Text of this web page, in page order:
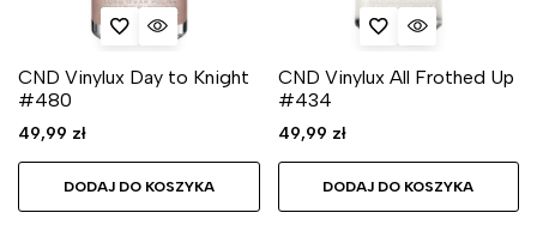
CND Vinylux Day to Knight
#480
49,99 zł
DODAJ DO KOSZYKA
CND Vinylux All Frothed Up
#434
49,99 zł
DODAJ DO KOSZYKA